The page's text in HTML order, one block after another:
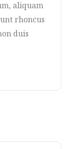
aliquam
rhoncus
duis